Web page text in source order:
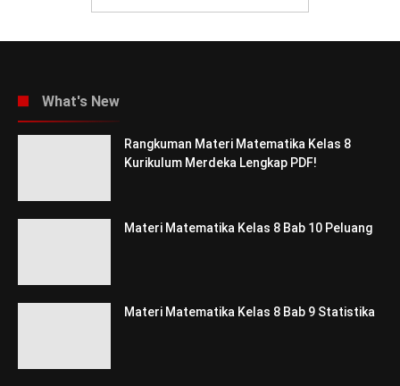
What's New
Rangkuman Materi Matematika Kelas 8
Kurikulum Merdeka Lengkap PDF!
Materi Matematika Kelas 8 Bab 10 Peluang
Materi Matematika Kelas 8 Bab 9 Statistika